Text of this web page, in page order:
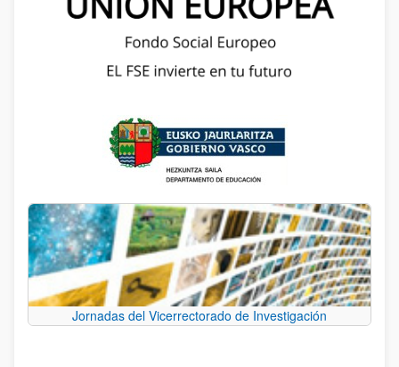
Jornadas del Vicerrectorado de Investigación